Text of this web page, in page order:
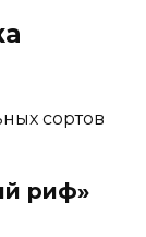
риф»